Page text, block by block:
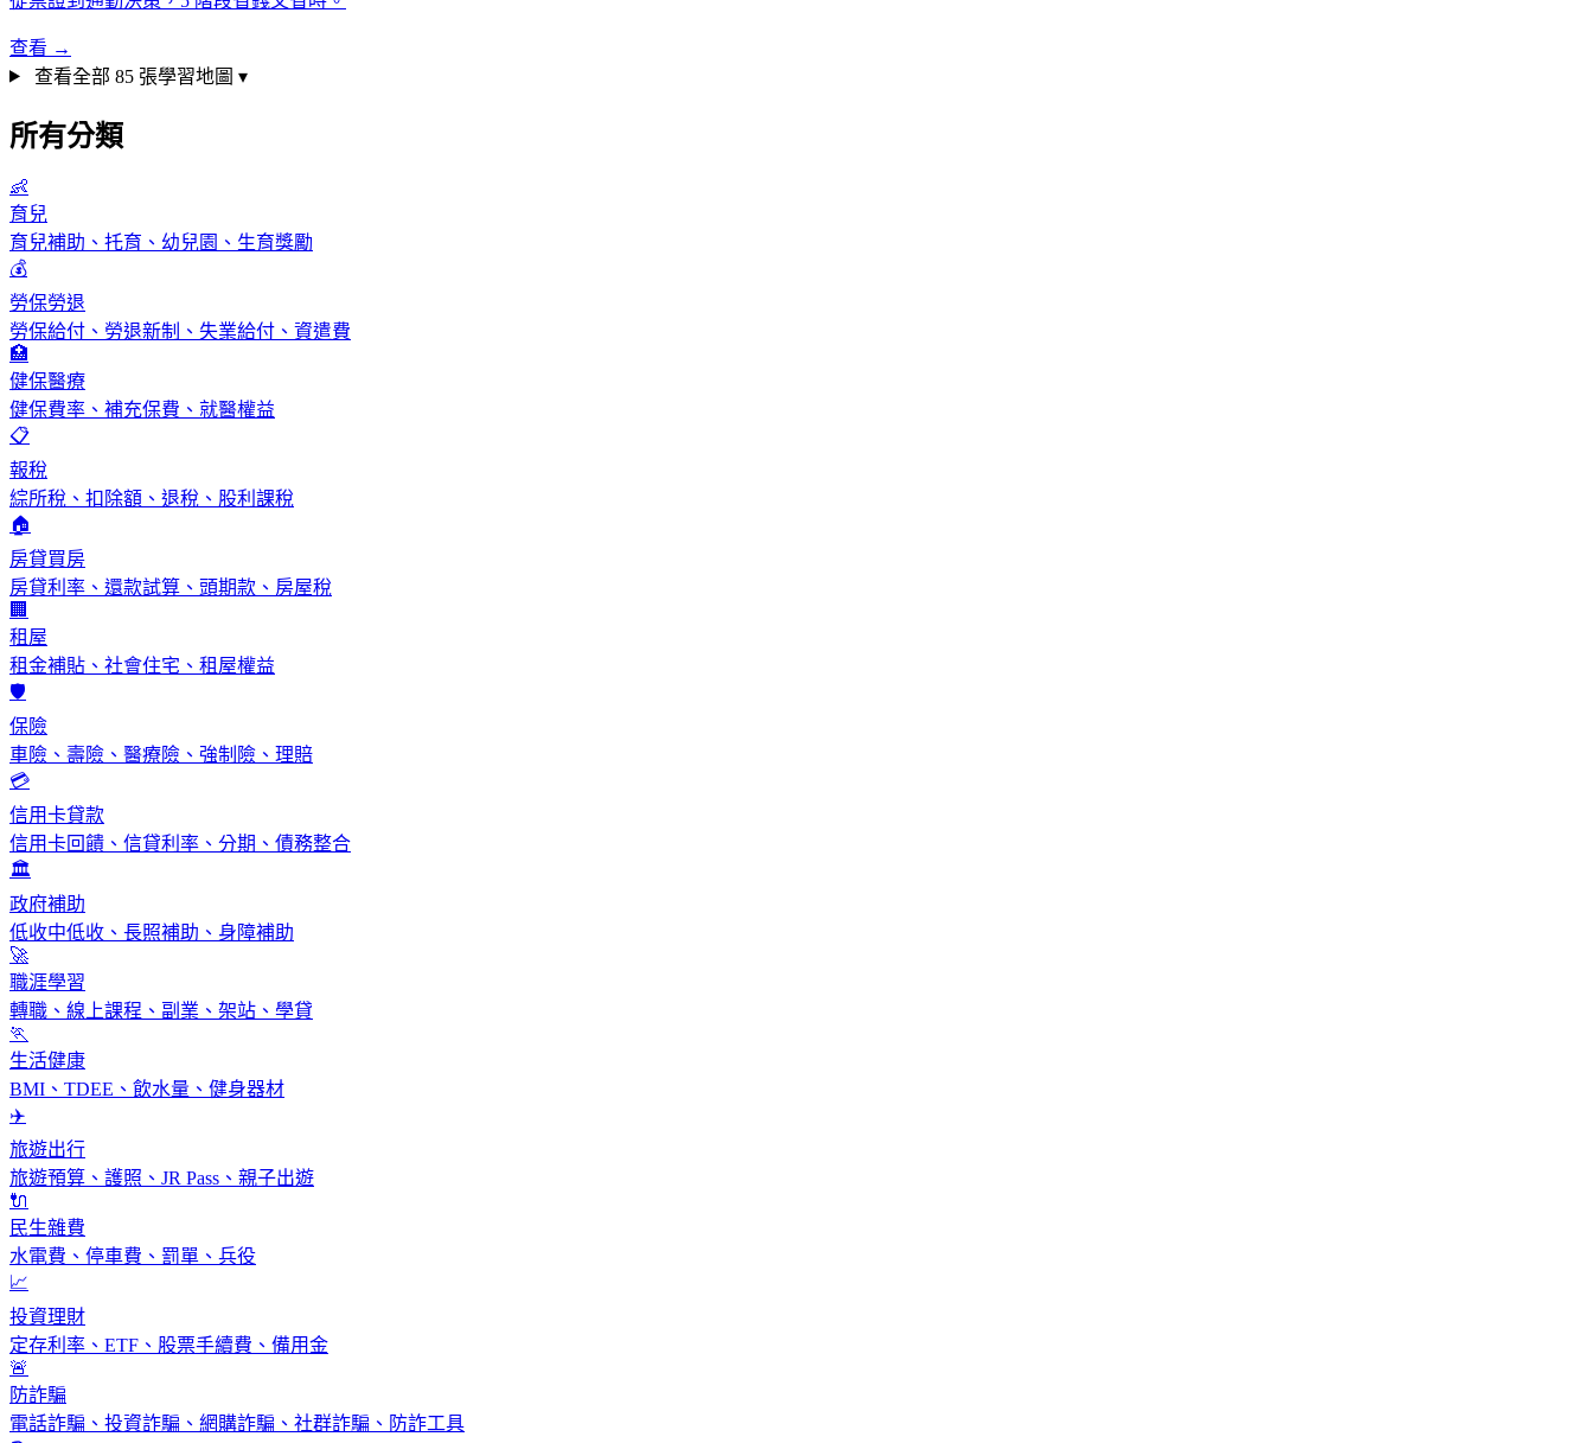
查看 →
查看全部 85 張學習地圖 ▾
所有分類
👶
育兒
育兒補助、托育、幼兒園、生育獎勵
💰
勞保勞退
勞保給付、勞退新制、失業給付、資遣費
🏥
健保醫療
健保費率、補充保費、就醫權益
📋
報稅
綜所稅、扣除額、退稅、股利課稅
🏠
房貸買房
房貸利率、還款試算、頭期款、房屋稅
🏢
租屋
租金補貼、社會住宅、租屋權益
🛡️
保險
車險、壽險、醫療險、強制險、理賠
💳
信用卡貸款
信用卡回饋、信貸利率、分期、債務整合
🏛️
政府補助
低收中低收、長照補助、身障補助
🚀
職涯學習
轉職、線上課程、副業、架站、學貸
🏃
生活健康
BMI、TDEE、飲水量、健身器材
✈️
旅遊出行
旅遊預算、護照、JR Pass、親子出遊
🔌
民生雜費
水電費、停車費、罰單、兵役
📈
投資理財
定存利率、ETF、股票手續費、備用金
🚨
防詐騙
電話詐騙、投資詐騙、網購詐騙、社群詐騙、防詐工具